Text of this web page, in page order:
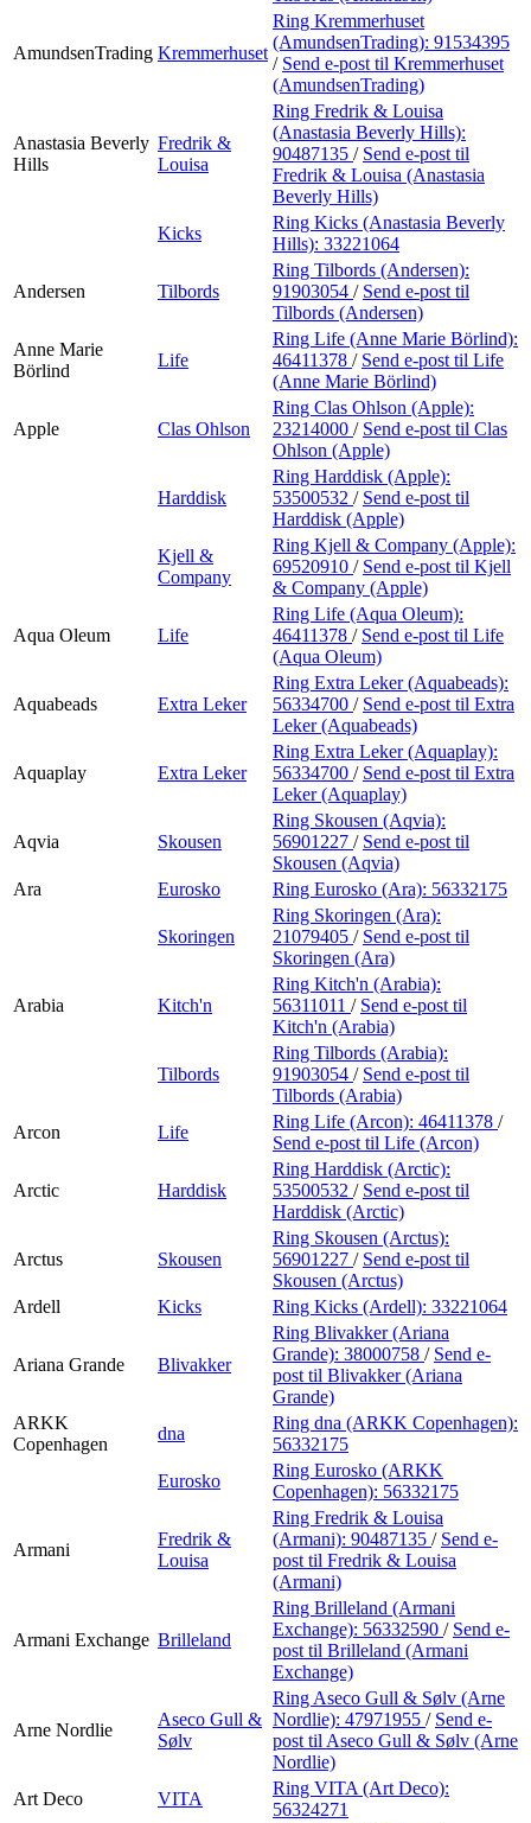
AmundsenTrading Kremmerhuset
Ring Kremmerhuset
(AmundsenTrading): 91534395
/ Send e-post til Kremmerhuset
(AmundsenTrading)
Anastasia Beverly
Hills
Fredrik &
Louisa
Ring Fredrik & Louisa
(Anastasia Beverly Hills):
90487135 / Send e-post til
Fredrik & Louisa (Anastasia
Beverly Hills)
Kicks
Ring Kicks (Anastasia Beverly
Hills): 33221064
Andersen Tilbords
Ring Tilbords (Andersen):
91903054 / Send e-post til
Tilbords (Andersen)
Anne Marie
Börlind
Life
Ring Life (Anne Marie Börlind):
46411378 / Send e-post til Life
(Anne Marie Börlind)
Apple Clas Ohlson
Ring Clas Ohlson (Apple):
23214000 / Send e-post til Clas
Ohlson (Apple)
Harddisk
Ring Harddisk (Apple):
53500532 / Send e-post til
Harddisk (Apple)
Kjell &
Company
Ring Kjell & Company (Apple):
69520910 / Send e-post til Kjell
& Company (Apple)
Aqua Oleum Life
Ring Life (Aqua Oleum):
46411378 / Send e-post til Life
(Aqua Oleum)
Aquabeads Extra Leker
Ring Extra Leker (Aquabeads):
56334700 / Send e-post til Extra
Leker (Aquabeads)
Aquaplay Extra Leker
Ring Extra Leker (Aquaplay):
56334700 / Send e-post til Extra
Leker (Aquaplay)
Aqvia Skousen
Ring Skousen (Aqvia):
56901227 / Send e-post til
Skousen (Aqvia)
Ara
Eurosko Ring Eurosko (Ara): 56332175
Skoringen
Ring Skoringen (Ara):
21079405 / Send e-post til
Skoringen (Ara)
Arabia Kitch'n
Ring Kitch'n (Arabia):
56311011 / Send e-post til
Kitch'n (Arabia)
Tilbords
Ring Tilbords (Arabia):
91903054 / Send e-post til
Tilbords (Arabia)
Arcon
Life
Ring Life (Arcon): 46411378 /
Send e-post til Life (Arcon)
Arctic Harddisk
Ring Harddisk (Arctic):
53500532 / Send e-post til
Harddisk (Arctic)
Arctus Skousen
Ring Skousen (Arctus):
56901227 / Send e-post til
Skousen (Arctus)
Ardell
Kicks Ring Kicks (Ardell): 33221064
Ariana Grande Blivakker
Ring Blivakker (Ariana
Grande): 38000758 / Send e-
post til Blivakker (Ariana
Grande)
ARKK
Copenhagen
dna
Ring dna (ARKK Copenhagen):
56332175
Eurosko
Ring Eurosko (ARKK
Copenhagen): 56332175
Armani
Fredrik &
Louisa
Ring Fredrik & Louisa
(Armani): 90487135 / Send e-
post til Fredrik & Louisa
(Armani)
Armani Exchange Brilleland
Ring Brilleland (Armani
Exchange): 56332590 / Send e-
post til Brilleland (Armani
Exchange)
Arne Nordlie
Aseco Gull &
Sølv
Ring Aseco Gull & Sølv (Arne
Nordlie): 47971955 / Send e-
post til Aseco Gull & Sølv (Arne
Nordlie)
Art Deco
VITA
Ring VITA (Art Deco):
56324271